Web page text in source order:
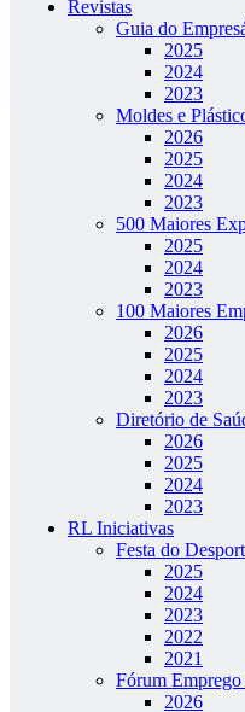
Revistas
Guia do
2025
2024
2023
Moldes e
2026
2025
2024
2023
500 Maiores
2025
2024
2023
100 Maiores
2026
2025
2024
2023
Diretório de
2026
2025
2024
2023
RL Iniciativas
Festa do
2025
2024
2023
2022
2021
Fórum Emprego
2026